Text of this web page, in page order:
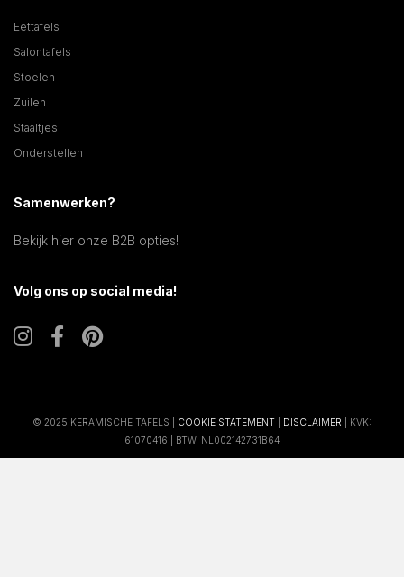
Eettafels
Salontafels
Stoelen
Zuilen
Staaltjes
Onderstellen
Samenwerken?
Bekijk hier onze B2B opties!
Volg ons op social media!
© 2025 KERAMISCHE TAFELS | COOKIE STATEMENT DISCLAIMER | KVK:
61070416 | BTW: NL002142731B64